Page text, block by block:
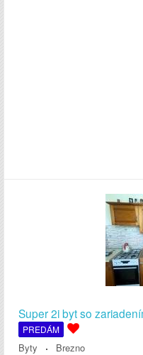
Super 2i byt so
PREDÁM
Byty
Brezno